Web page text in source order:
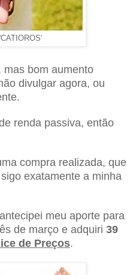
mas bom aumento
divulgar agora, ou
renda passiva, então
compra realizada, que
exatamente a minha
meu aporte para
de março e adquiri 39
de Preços.